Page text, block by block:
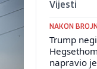
Vijesti
NAKON
Trump
napravio